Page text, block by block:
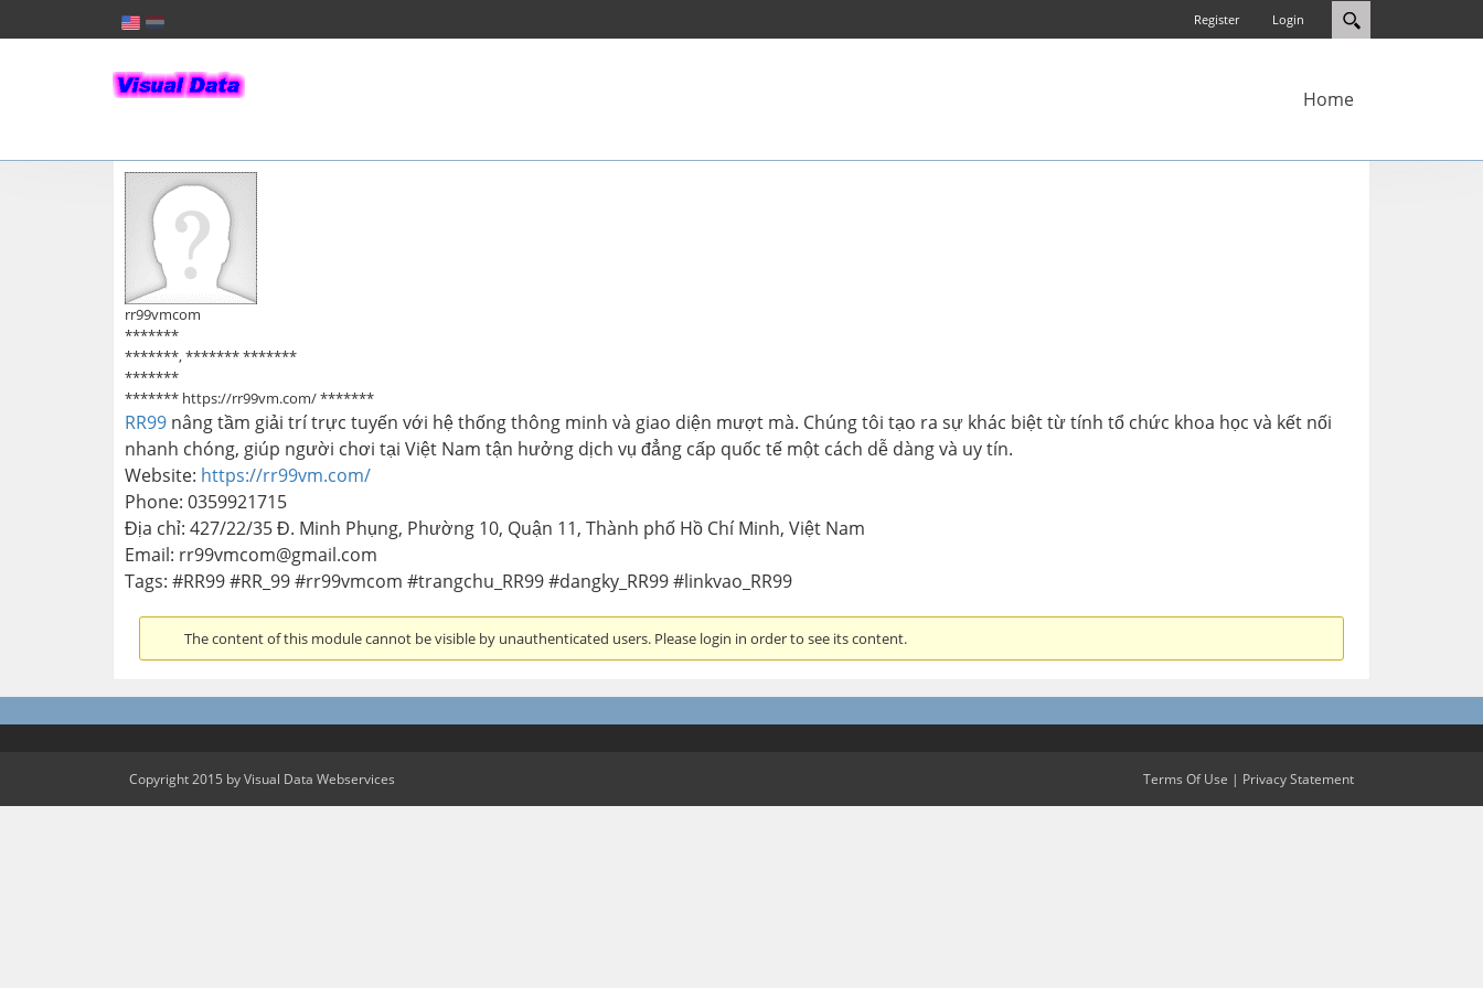
Login
Register
Home
rr99vmcom
*******
*******, ******* *******
*******
******* https://rr99vm.com/ *******
RR99 nâng tầm giải trí trực tuyến với hệ thống thông minh và giao diện mượt mà. Chúng tôi tạo ra sự khác biệt từ tính tổ chức khoa học và kết nối
nhanh chóng, giúp người chơi tại Việt Nam tận hưởng dịch vụ đẳng cấp quốc tế một cách dễ dàng và uy tín.
Website: https://rr99vm.com/
Phone: 0359921715
Địa chỉ: 427/22/35 Đ. Minh Phụng, Phường 10, Quận 11, Thành phố Hồ Chí Minh, Việt Nam
Email: rr99vmcom@gmail.com
Tags: #RR99 #RR_99 #rr99vmcom #trangchu_RR99 #dangky_RR99 #linkvao_RR99
The content of this module cannot be visible by unauthenticated users. Please login in order to see its content.
Copyright 2015 by Visual Data Webservices Terms Of Use | Privacy Statement